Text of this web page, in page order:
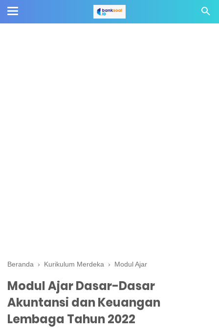
Beranda › Kurikulum Merdeka › Modul Ajar
Modul Ajar Dasar-Dasar
Akuntansi dan Keuangan
Lembaga Tahun 2022